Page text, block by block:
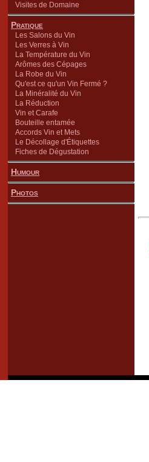
Visites de Domaine
Pratique
Les Salons du Vin
Les Verres à Vin
La Température du Vin
Arômes des Cépages
La Robe du Vin
Qu'est ce qu'un Vin Fermé ?
La Minéralité du Vin
La Réduction
Vin et Carafe
Bouteille entamée
Accords Vin et Mets
Le Décollage d'Étiquettes
Fiches de Dégustation
Humour
Photos